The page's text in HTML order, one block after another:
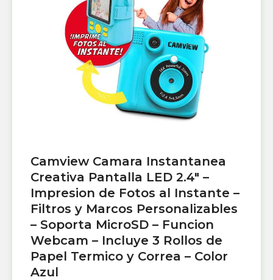
Camview Camara Instantanea
Creativa Pantalla LED 2.4″ –
Impresion de Fotos al Instante –
Filtros y Marcos Personalizables
– Soporta MicroSD – Funcion
Webcam – Incluye 3 Rollos de
Papel Termico y Correa – Color
Azul